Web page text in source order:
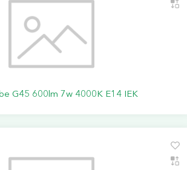
G45 600lm 7w 4000K E14 IEK